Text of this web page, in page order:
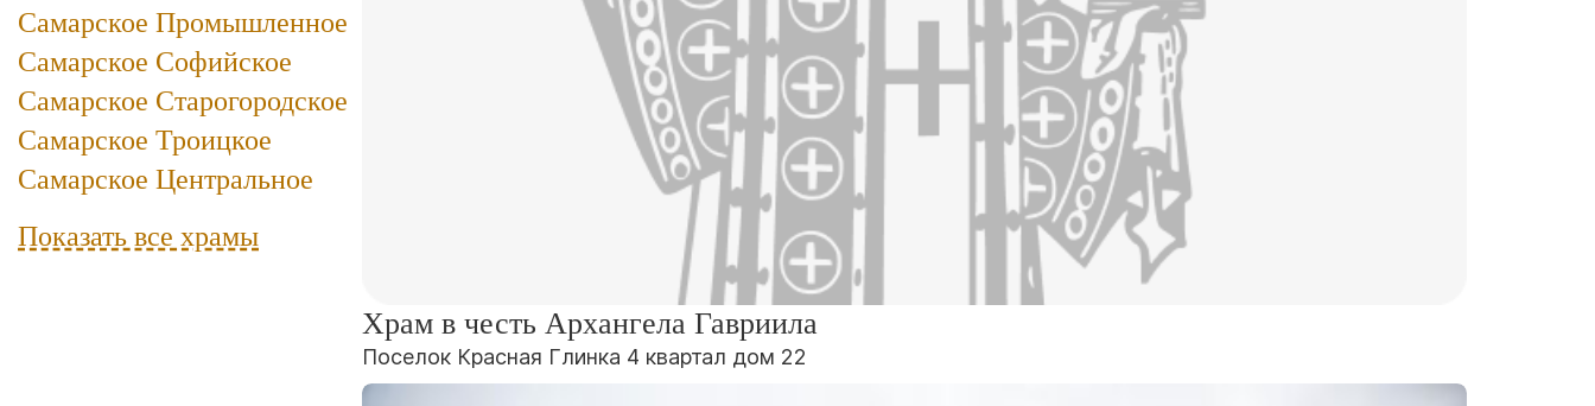
Самарское Промышленное
Самарское Софийское
Самарское Старогородское
Самарское Троицкое
Самарское Центральное
Показать все храмы
Храм в честь Архангела Гавриила
Поселок Красная Глинка 4 квартал дом 22